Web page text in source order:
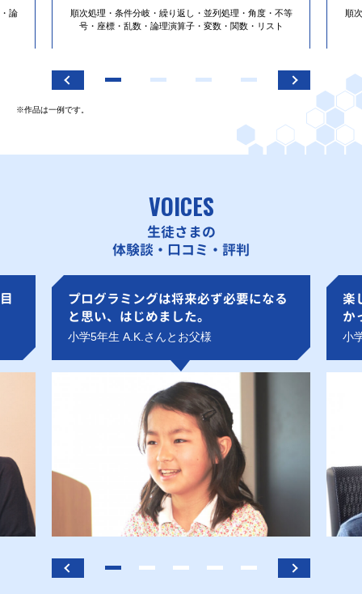
論
順次処理・条件分岐・繰り返し・並列処理・角度・不等
号・座標・乱数・論理演算子・変数・関数・リスト
順
※作品は一例です。
VOICES
生徒さまの
体験談・口コミ・評判
プログラミングは将来必ず必要になる
と思い、はじめました。
小学5年生 A.K.さんとお父様
楽
か
小